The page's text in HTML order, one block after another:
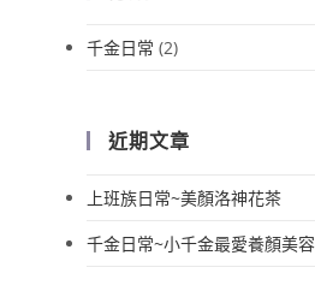
千金日常 (2)
近期文章
上班族日常~美顏洛神花茶
千金日常~小千金最愛養顏美